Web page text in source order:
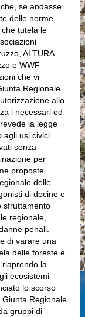
se andasse
delle norme
tutela le
ALTURA
e WWF
che vi
Regionale
allo
i necessari ed
la legge
agli usi civici
senza
per
proposte
delle
di decine e
sfruttamento
regionale,
penali.
di varare una
delle foreste e
la
ecosistemi
lo scorso
Giunta Regionale
gruppi di